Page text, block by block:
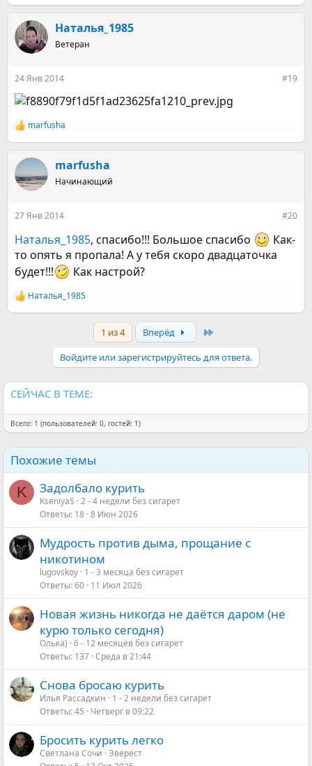
Наталья_1985
Ветеран
24 Янв 2014 #19
Р
е
к
ц
и
marfusha
marfusha
Начинающий
27 Янв 2014 #20
Наталья_1985, спасибо!!! Большое спасибо
Как-
то опять я пропала! А у тебя скоро двадцаточка
будет!!!
Как настрой?
Р
е
Наталья_1985
1 из 4 Вперёд
Войдите или зарегистрируйтесь для ответа.
СЕЙЧАС В ТЕМЕ:
Всего: 1 (пользователей: 0, гостей: 1)
Похожие темы
K Задолбало курить
KseniyaS 2 - 4 недели без сигарет
Ответы 18 8 Июн 2026
Мудрость против дыма, прощание с
никотином
lugovskoy 1 - 3 месяца без сигарет
Ответы 60 11 Июл 2026
Новая жизнь никогда не даётся даром (не
курю только сегодня)
Олька) 6 - 12 месяцев без сигарет
Ответы 137 Среда в 21:44
Снова бросаю курить
Илья Рассадкин
1 - 2 недели без сигарет
Ответы 45 Четверг в 09:22
Бросить курить легко
Светлана Сочи Эверест